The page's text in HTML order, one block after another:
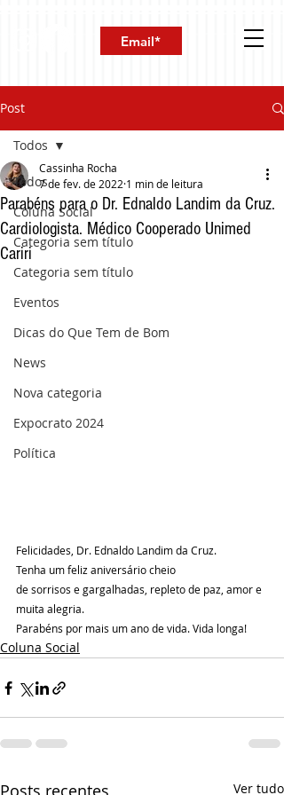
Post
Todos
Coluna Social
Categoria sem título
Categoria sem título
Eventos
Dicas do Que Tem de Bom
News
Nova categoria
Expocrato 2024
Política
Todos
Parabéns para o Dr. Ednaldo Landim da Cruz.
Cardiologista. Médico Cooperado Unimed
Cariri
Cassinha Rocha
7 de fev. de 2022 1 min de leitura
Felicidades, Dr. Ednaldo Landim da Cruz.
Tenha um feliz aniversário cheio
de sorrisos e gargalhadas, repleto de paz, amor e
muita alegria.
Parabéns por mais um ano de vida. Vida longa!
Coluna Social
Ver tudo